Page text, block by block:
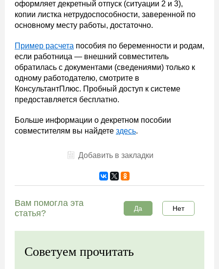
оформляет декретный отпуск (ситуации 2 и 3),
копии листка нетрудоспособности, заверенной по
основному месту работы, достаточно.
Пример расчета пособия по беременности и родам,
если работница — внешний совместитель
обратилась с документами (сведениями) только к
одному работодателю, смотрите в
КонсультантПлюс. Пробный доступ к системе
предоставляется бесплатно.
Больше информации о декретном пособии
совместителям вы найдете здесь.
Добавить в закладки
Вам помогла эта
статья?
Да Нет
Советуем прочитать